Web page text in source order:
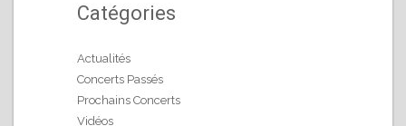
Catégories
Actualités
Concerts Passés
Prochains Concerts
Vidéos